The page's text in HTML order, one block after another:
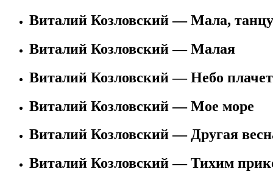
Виталий Козловский — Мала,
Виталий Козловский — Малая
Виталий Козловский — Небо
Виталий Козловский — Мое море
Виталий Козловский — Другая
Виталий Козловский — Тихим